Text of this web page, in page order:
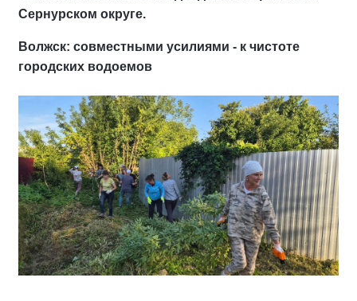
Сернурском округе.
Волжск: совместными усилиями - к чистоте
городских водоемов